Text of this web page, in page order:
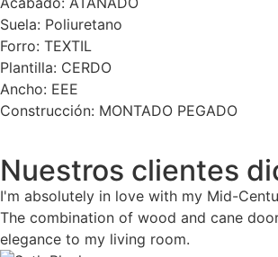
Suela: Poliuretano
Forro: TEXTIL
Plantilla: CERDO
Ancho: EEE
Construcción: MONTADO PEGADO
Nuestros clientes
I'm absolutely in love with my Mid-
The combination of wood and cane
elegance to my living room.